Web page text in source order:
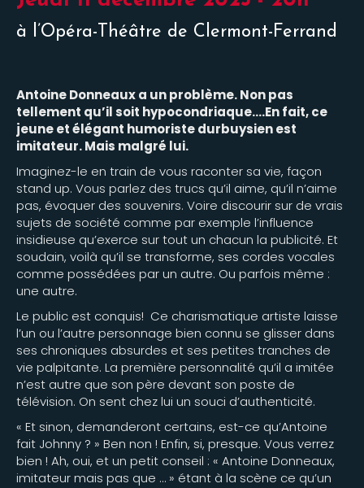
à l’Opéra-Théâtre de Clermont-Ferrand
Antoine Donneaux a un problème. Non pas
tellement qu’il soit hypocondriaque….En fait, ce
jeune et élégant humoriste durbuysien est
imitateur. Mais malgré lui.
Imaginez-le en train de vous raconter sa vie, façon
stand up. Vous parlez des trucs qu’il aime, qu’il n’aime
pas, évoquer des souvenirs. Voire discourir sur de vrais
sujets de société comme par exemple l’influence
insidieuse qu’exerce sur tout un chacun la publicité. Et
soudain, voilà qu’il se transforme, ses cordes vocales
comme possédées par un autre. Ou parfois même :
une autre.
Le public est conquis! Ce charismatique artiste laisse
l’un ou l’autre personnage bien connu se glisser dans
ses chroniques absurdes et ses petites tranches de
vie palpitante. La première personnalité qu’il a imitée
n’est autre que son père devant son poste de
télévision. On sent chez lui un souci d’authenticité.
« Et sinon, demanderont certains, est-ce qu’Antoine
fait Johnny ? » Ben non ! Enfin, si, presque. Vous verrez
bien ! Ah, oui, et un petit conseil : « Antoine Donneaux,
imitateur mais pas que … » étant à la scène ce qu’un